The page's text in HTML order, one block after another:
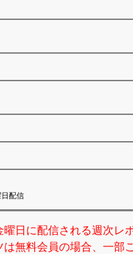
配信
日に配信される週次レ
無料会員の場合、一部